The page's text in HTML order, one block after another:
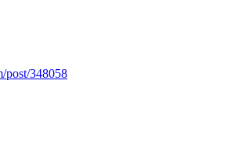
post/348058